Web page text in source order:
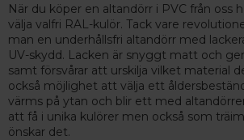
När du köper en altandörr i PVC från oss
välja valfri RAL-kulör. Tack vare
man en underhållsfri altandörr med
UV-skydd. Lacken är snyggt matt och
samt försvårar att urskilja vilket material
också möjlighet att välja ett
värms på ytan och blir ett med
att få i unika kulörer men också som
önskar det.